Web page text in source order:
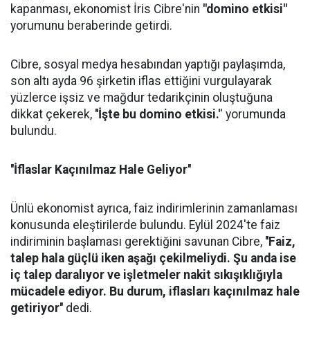
kapanması, ekonomist İris Cibre'nin "domino etkisi"
yorumunu beraberinde getirdi.
Cibre, sosyal medya hesabından yaptığı paylaşımda,
son altı ayda 96 şirketin iflas ettiğini vurgulayarak
yüzlerce işsiz ve mağdur tedarikçinin oluştuğuna
dikkat çekerek, ''İşte bu domino etkisi.'' yorumunda
bulundu.
''İflaslar Kaçınılmaz Hale Geliyor''
Ünlü ekonomist ayrıca, faiz indirimlerinin zamanlaması
konusunda eleştirilerde bulundu. Eylül 2024'te faiz
indiriminin başlaması gerektiğini savunan Cibre, ''Faiz,
talep hala güçlü iken aşağı çekilmeliydi. Şu anda ise
iç talep daralıyor ve işletmeler nakit sıkışıklığıyla
mücadele ediyor. Bu durum, iflasları kaçınılmaz hale
getiriyor'' dedi.